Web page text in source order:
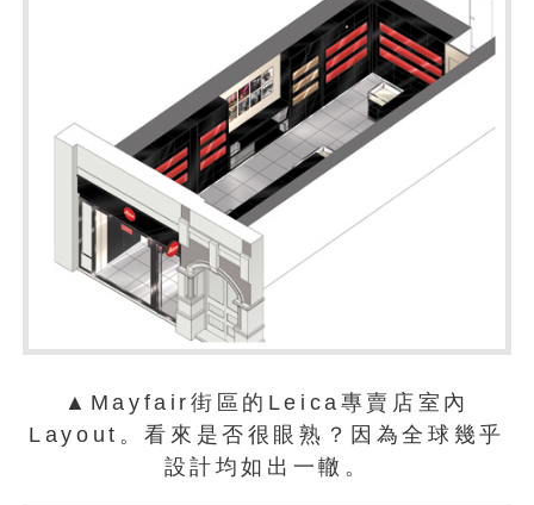
▲Mayfair街區的Leica專賣店室內
Layout。看來是否很眼熟？因為全球幾乎
設計均如出一轍。